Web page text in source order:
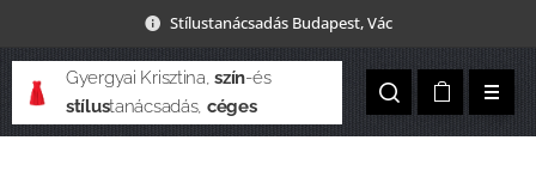
Stílustanácsadás Budapest, Vác
Gyergyai Krisztina, szín-és
stílustanácsadás, céges
csapatépítés